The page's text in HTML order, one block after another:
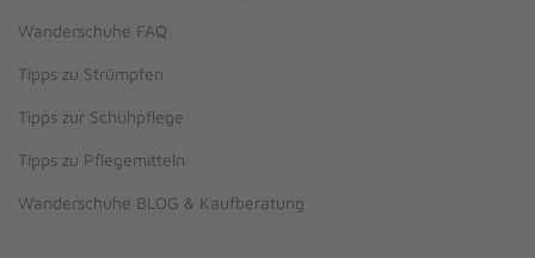
Wanderschuhe FAQ
Tipps zu Strümpfen
Tipps zur Schuhpflege
Tipps zu Pflegemitteln
Wanderschuhe BLOG & Kaufberatung